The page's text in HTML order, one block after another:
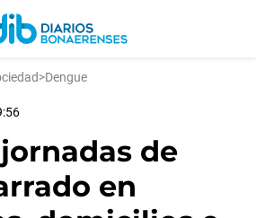
>Dengue
de
en